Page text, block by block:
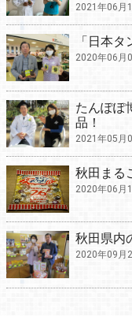
2021年06月
「日本
2020年06月
たんぽぽ
品！
2021年05月
秋田まる
2020年06月
秋田県内
2020年09月